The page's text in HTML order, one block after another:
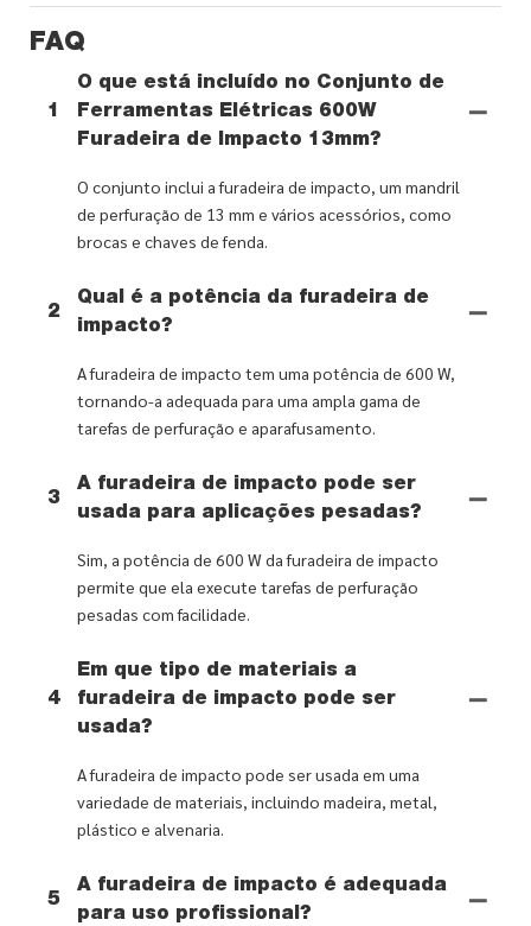
FAQ
1
O que está incluído no Conjunto de
Ferramentas Elétricas 600W
Furadeira de Impacto 13mm?
O conjunto inclui a furadeira de impacto, um mandril
de perfuração de 13 mm e vários acessórios, como
brocas e chaves de fenda.
2
Qual é a potência da furadeira de
impacto?
A furadeira de impacto tem uma potência de 600 W,
tornando-a adequada para uma ampla gama de
tarefas de perfuração e aparafusamento.
3
A furadeira de impacto pode ser
usada para aplicações pesadas?
Sim, a potência de 600 W da furadeira de impacto
permite que ela execute tarefas de perfuração
pesadas com facilidade.
4
Em que tipo de materiais a
furadeira de impacto pode ser
usada?
A furadeira de impacto pode ser usada em uma
variedade de materiais, incluindo madeira, metal,
plástico e alvenaria.
5
A furadeira de impacto é adequada
para uso profissional?